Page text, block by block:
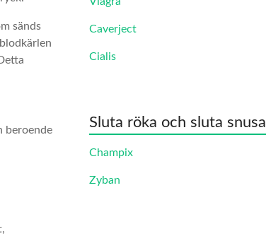
sänds
beroende
Caverject
Cialis
Sluta röka och sluta snusa
Champix
Zyban